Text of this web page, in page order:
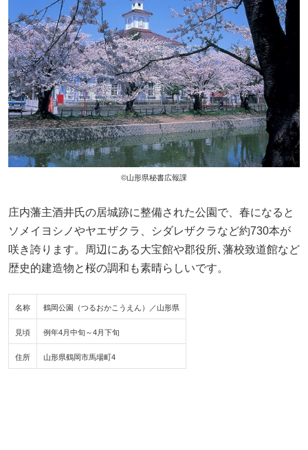
©山形県秘書広報課
庄内藩主酒井氏の居城跡に整備された公園で、春になると
ソメイヨシノやヤエザクラ、シダレザクラなど約730本が
咲き誇ります。周辺にある大宝館や郡役所､藩校致道館など
歴史的建造物と桜の調和も素晴らしいです。
名称 鶴岡公園（つるおかこうえん）／山形県
見頃 例年4月中旬～4月下旬
住所 山形県鶴岡市馬場町4